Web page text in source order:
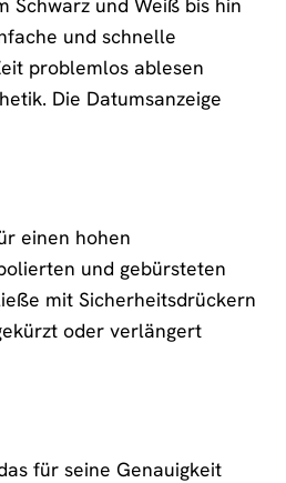
und schnelle
problemlos ablesen
Die Datumsanzeige
einen hohen
und gebürsteten
mit Sicherheitsdrückern
oder verlängert
für seine Genauigkeit